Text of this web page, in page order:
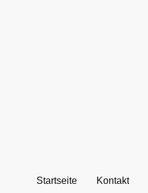
Startseite Kontakt